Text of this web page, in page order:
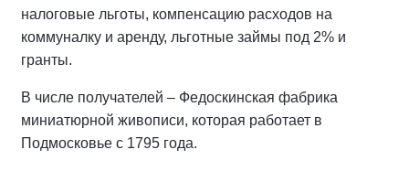
налоговые льготы, компенсацию расходов на
коммуналку и аренду, льготные займы под 2% и
гранты.
В числе получателей – Федоскинская фабрика
миниатюрной живописи, которая работает в
Подмосковье с 1795 года.